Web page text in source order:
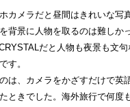
カメラだと昼間はきれいな写
背景に人物を取るのは難しか
だと人物も夜景も文
す。
は、カメラをかざすだけで英
ときでした。海外旅行で何度